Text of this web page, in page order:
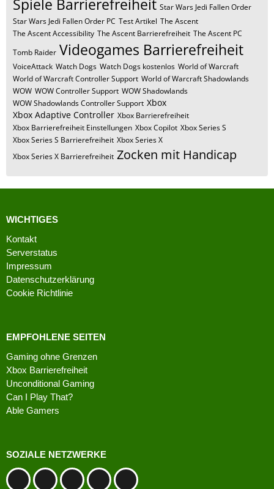
Spiele Barrierefreiheit Star Wars Jedi Fallen Order
Star Wars Jedi Fallen Order PC Test Artikel The Ascent
The Ascent Accessibility The Ascent Barrierefreiheit The Ascent PC
Tomb Raider Videogames Barrierefreiheit
VoiceAttack Watch Dogs Watch Dogs kostenlos World of Warcraft
World of Warcraft Controller Support World of Warcraft Shadowlands
WOW WOW Controller Support WOW Shadowlands
WOW Shadowlands Controller Support Xbox
Xbox Adaptive Controller Xbox Barrierefreiheit
Xbox Barrierefreiheit Einstellungen Xbox Copilot Xbox Series S
Xbox Series S Barrierefreiheit Xbox Series X
Xbox Series X Barrierefreiheit Zocken mit Handicap
WICHTIGES
Kontakt
Serverstatus
Impressum
Datenschutzerklärung
Cookie Richtlinie
EMPFOHLENE SEITEN
Gaming ohne Grenzen
Xbox Barrierefreiheit
Unconditional Gaming
Can I Play That?
Able Gamers
SOZIALE NETZWERKE